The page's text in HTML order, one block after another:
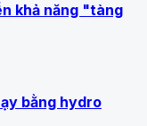
khả năng "tàng
bằng hydro